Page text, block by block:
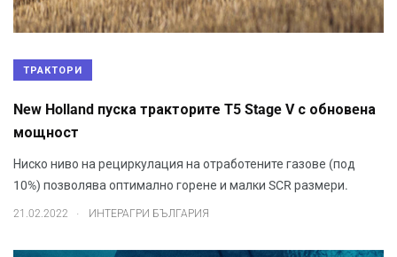
ТРАКТОРИ
New Holland пуска тракторите T5 Stage V с обновeна
мощност
Ниско ниво на рециркулация на отработените газове (под
10%) позволява оптимално горене и малки SCR размери.
21.02.2022 . ИНТЕРАГРИ БЪЛГАРИЯ